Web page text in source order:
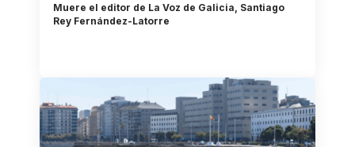
Muere el editor de La Voz de Galicia, Santiago
Rey Fernández-Latorre